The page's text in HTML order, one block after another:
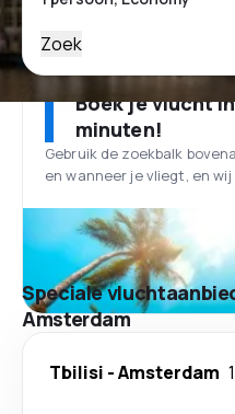
Zoek
Boek je vlucht
minuten!
Gebruik de zoekbalk
en wanneer je vliegt, en
Speciale
Amsterdam
Tbilisi -Amsterdam